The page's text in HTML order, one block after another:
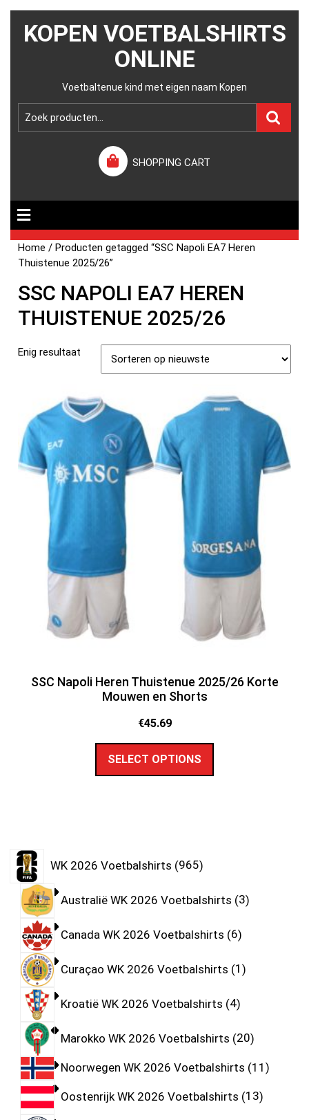
KOPEN VOETBALSHIRTS
ONLINE
Voetbaltenue kind met eigen naam Kopen
SHOPPING CART
Home / Producten getagged “SSC Napoli EA7 Heren
Thuistenue 2025/26”
SSC NAPOLI EA7 HEREN
THUISTENUE 2025/26
Enig resultaat
SSC Napoli Heren Thuistenue 2025/26 Korte
Mouwen en Shorts
€45.69
SELECT OPTIONS
WK 2026 Voetbalshirts 965
Australië WK 2026 Voetbalshirts 3
Canada WK 2026 Voetbalshirts 6
Curaçao WK 2026 Voetbalshirts 1
Kroatië WK 2026 Voetbalshirts 4
Marokko WK 2026 Voetbalshirts 20
Noorwegen WK 2026 Voetbalshirts 11
Oostenrijk WK 2026 Voetbalshirts 13